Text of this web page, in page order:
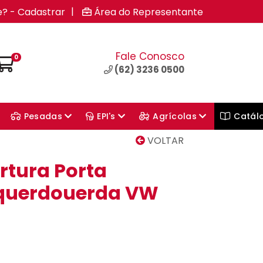
- Cadastrar | Área do Representante
0 Fale Conosco
(62) 3236 0500
Pesadas EPI's Agrícolas
VOLTAR
Porta
VW